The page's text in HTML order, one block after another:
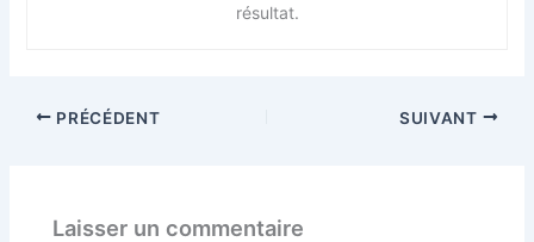
résultat.
PRÉCÉDENT SUIVANT
Laisser un commentaire